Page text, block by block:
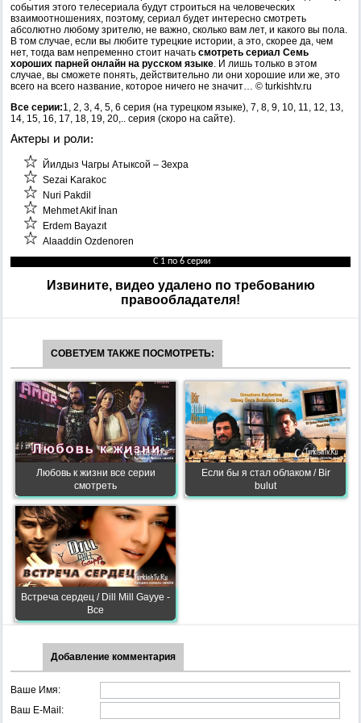
события этого телесериала будут строиться на человеческих
взаимоотношениях, поэтому, сериал будет интересно смотреть
абсолютно любому зрителю, не важно, сколько вам лет, и какого вы пола.
В том случае, если вы любите турецкие истории, а это, скорее да, чем
нет, тогда вам непременно стоит начать смотреть сериал Семь
хороших парней онлайн на русском языке. И лишь только в этом
случае, вы сможете понять, действительно ли они хорошие или же, это
всего на всего название, которое ничего не значит… © turkishtv.ru
Все серии:1, 2, 3, 4, 5, 6 серия (на турецком языке), 7, 8, 9, 10, 11, 12, 13,
14, 15, 16, 17, 18, 19, 20,.. серия (скоро на сайте).
Актеры и роли:
Йилдыз Чагры Атыксой – Зехра
Sezai Karakoc
Nuri Pakdil
Mehmet Akif İnan
Erdem Bayazıt
Alaaddin Ozdenoren
С 1 по 6 серии
Извините, видео удалено по требованию
правообладателя!
СОВЕТУЕМ ТАКЖЕ ПОСМОТРЕТЬ:
Любовь к жизни все серии
смотреть
Если бы я стал облаком / Bir
bulut
Встреча сердец / Dill Mill Gayye -
Все
Добавление комментария
Ваше Имя:
Ваш E-Mail: